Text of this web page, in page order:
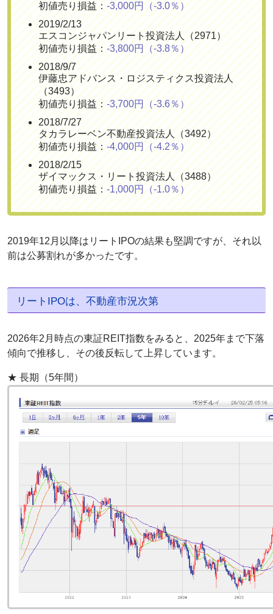
初値売り損益： -3,000円（-3.0％）
2019/2/13
エスコンジャパンリート投資法人（2971）
初値売り損益： -3,800円（-3.8％）
2018/9/7
伊藤忠アドバンス・ロジスティクス投資法人
（3493）
初値売り損益： -3,700円（-3.6％）
2018/7/27
タカラレーベン不動産投資法人（3492）
初値売り損益： -4,000円（-4.2％）
2018/2/15
ザイマックス・リート投資法人（3488）
初値売り損益： -1,000円（-1.0％）
2019年12月以降はリートIPOの結果も堅調ですが、それ以
前は公募割れが多かったです。
リートIPOは、不動産市況次第
2026年2月時点の東証REIT指数をみると、2025年まで下落
傾向で推移し、その後反転して上昇しています。
★ 長期（5年間）